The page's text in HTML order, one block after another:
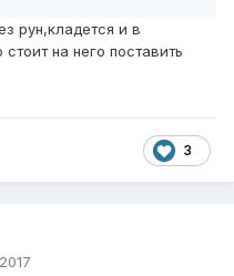
рун,кладется и в
на него поставить
3